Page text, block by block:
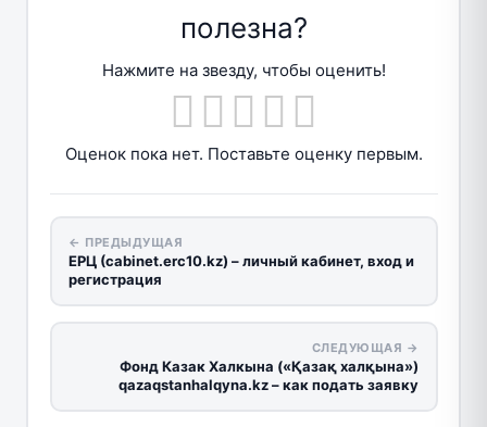
полезна?
Нажмите на звезду, чтобы оценить!
Оценок пока нет. Поставьте оценку первым.
← ПРЕДЫДУЩАЯ
ЕРЦ (cabinet.erc10.kz) – личный кабинет, вход и
регистрация
СЛЕДУЮЩАЯ →
Фонд Казак Халкына («Қазақ халқына»)
qazaqstanhalqyna.kz – как подать заявку